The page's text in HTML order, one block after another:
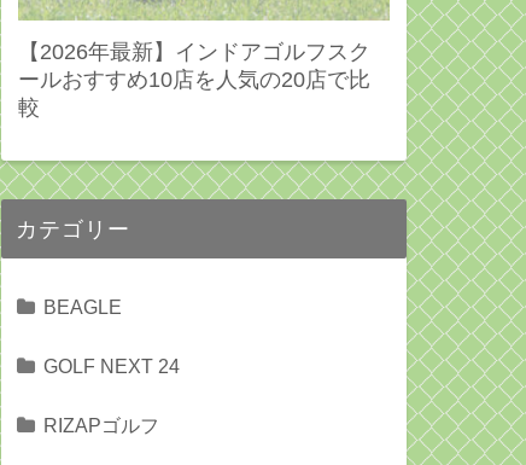
【2026年最新】インドアゴルフスク
ールおすすめ10店を人気の20店で比
較
カテゴリー
BEAGLE
GOLF NEXT 24
RIZAPゴルフ